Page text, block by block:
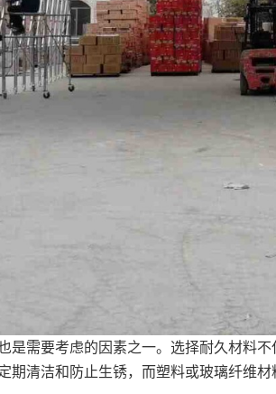
需要考虑的因素之一。选择耐久材料
期清洁和防止生锈，而塑料或玻璃纤维材